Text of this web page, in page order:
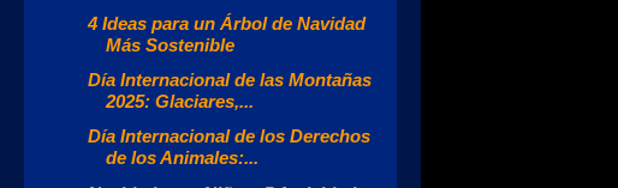
4 Ideas para un Árbol de Navidad
Más Sostenible
Día Internacional de las Montañas
2025: Glaciares,...
Día Internacional de los Derechos
de los Animales:...